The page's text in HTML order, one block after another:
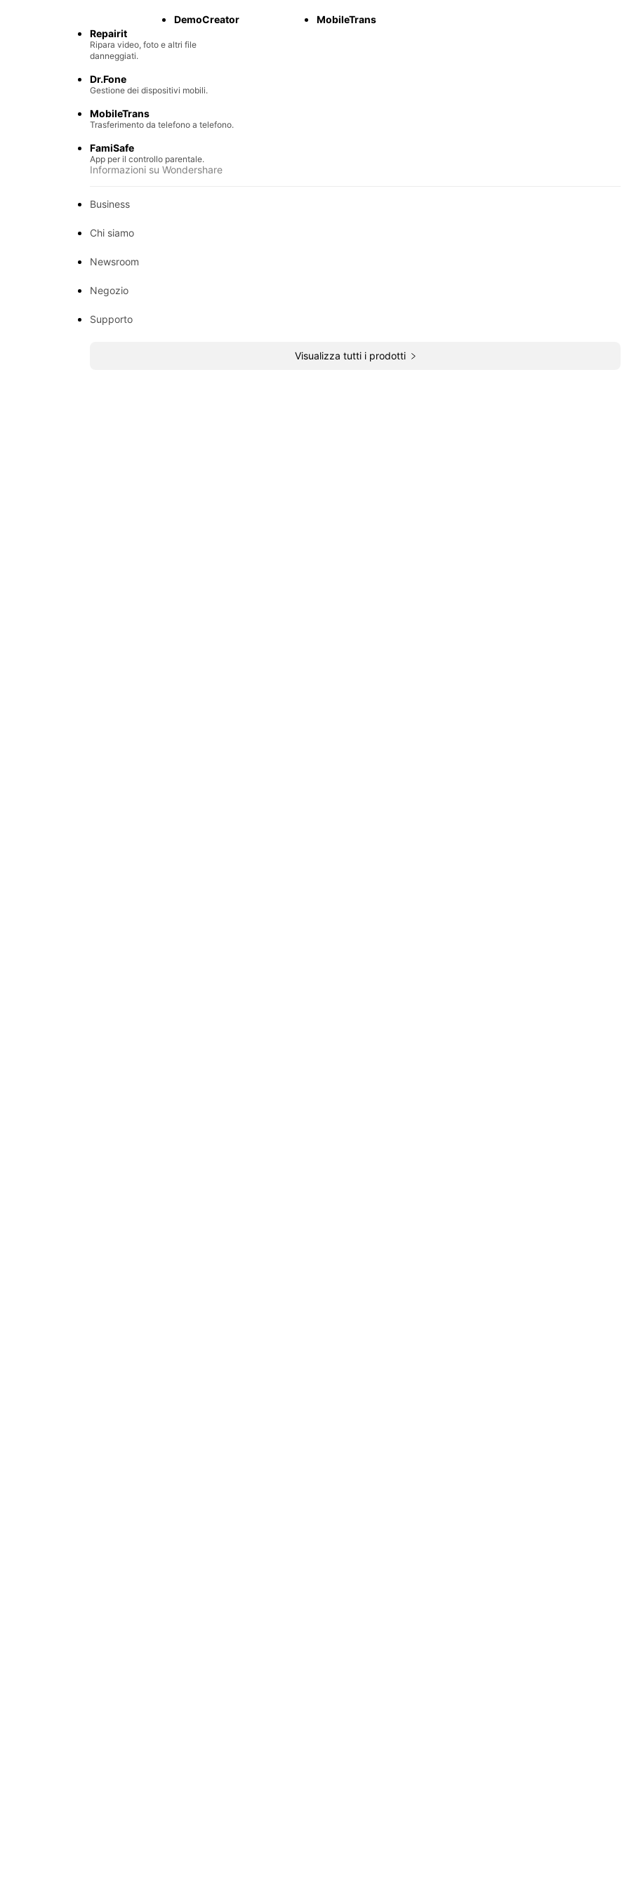
Repairit
Ripara video, foto e altri file
danneggiati.
Dr.Fone
Gestione dei dispositivi mobili.
MobileTrans
Trasferimento da telefono a telefono.
FamiSafe
App per il controllo parentale.
Informazioni su Wondershare
Business
Chi siamo
Newsroom
Negozio
Supporto
Visualizza tutti i prodotti
DemoCreator MobileTrans